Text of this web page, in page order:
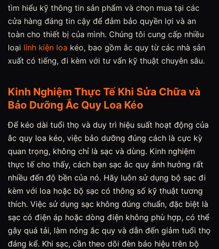
tìm hiểu kỹ thông tin sản phẩm và chọn mua tại các
cửa hàng đáng tin cậy để đảm bảo quyền lợi và an
toàn cho thiết bị của mình. Chúng tôi cung cấp nhiều
loại linh kiện loa kéo, bao gồm ắc quy từ các nhà sản
xuất có tiếng, đi kèm với tư vấn kỹ thuật chuyên sâu.
Kinh Nghiệm Thực Tế Khi Sửa Chữa và
Bảo Dưỡng Ắc Quy Loa Kéo
Để kéo dài tuổi thọ và duy trì hiệu suất hoạt động của
ắc quy loa kéo, việc bảo dưỡng đúng cách là cực kỳ
quan trọng, không chỉ là sạc và dùng. Kinh nghiệm
thực tế cho thấy, cách bạn sạc ắc quy ảnh hưởng rất
nhiều đến độ bền của nó. Hãy luôn sử dụng bộ sạc đi
kèm với loa hoặc bộ sạc có thông số kỹ thuật tương
thích. Việc sử dụng sạc không đúng chuẩn, đặc biệt là
sạc có điện áp hoặc dòng điện không phù hợp, có thể
gây quá tải, làm nóng ắc quy và dẫn đến giảm tuổi thọ
đáng kể. Khi sạc, cần theo dõi đèn báo hiệu trên bộ